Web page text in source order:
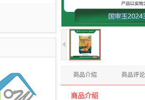
商品介绍 商品评论
商品介绍